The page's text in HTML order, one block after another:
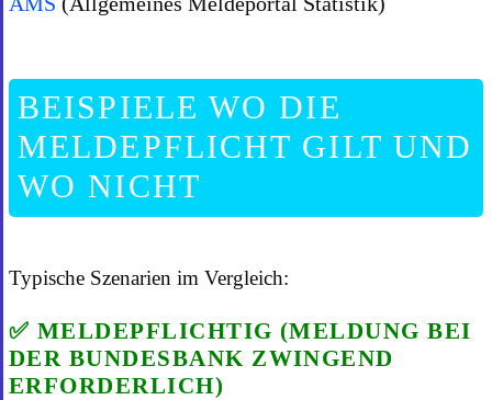
BEISPIELE WO DIE
MELDEPFLICHT GILT UND
WO NICHT
Typische Szenarien im Vergleich:
✅ MELDEPFLICHTIG (MELDUNG BEI
DER BUNDESBANK ZWINGEND
ERFORDERLICH)